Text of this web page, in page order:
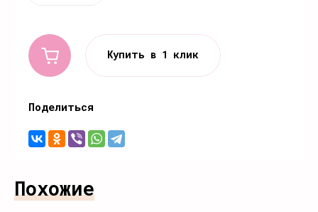
Купить в 1 клик
Поделиться
Похожие